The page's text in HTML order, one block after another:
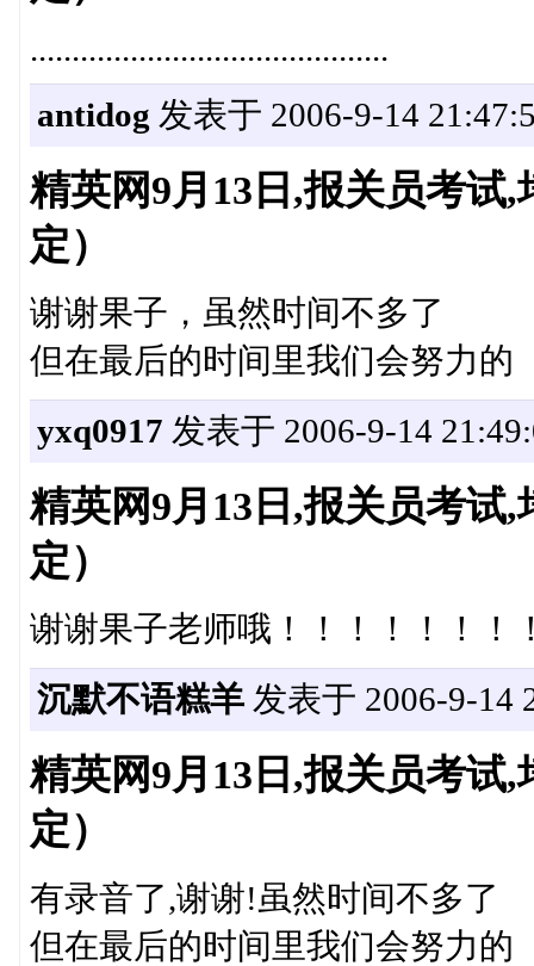
...........................................
antidog 发表于 2006-9-14
精英网9月13日,报关员考试
定）
谢谢果子，虽然时间不多了
但在最后的时间里我们会努力的
yxq0917 发表于 2006-9-14
精英网9月13日,报关员考试
定）
谢谢果子老师哦！！！！！！！
沉默不语糕羊发表于 2006-9-14
精英网9月13日,报关员考试
定）
有录音了,谢谢!虽然时间不多了
但在最后的时间里我们会努力的